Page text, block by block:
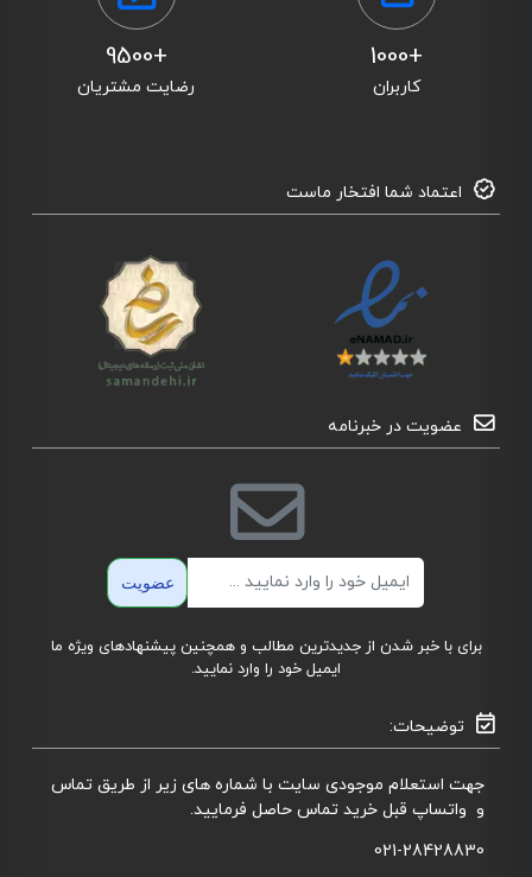
+1000
کاربران
+9500
رضایت مشتریان
اعتماد شما افتخار ماست
عضویت در خبرنامه
عضویت
برای با خبر شدن از جدیدترین مطالب و همچنین پیشنهادهای ویژه ما
ایمیل خود را وارد نمایید.
توضیحات:
جهت استعلام موجودی سایت با شماره های زیر از طریق تماس
و واتساپ قبل خرید تماس حاصل فرمایید.
021-28428830